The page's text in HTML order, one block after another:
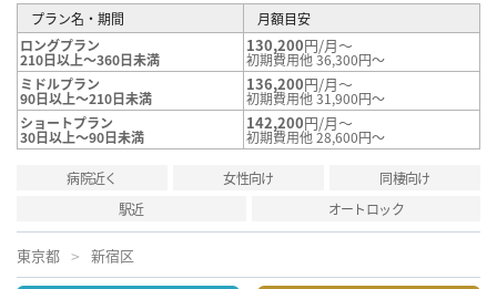
プラン名・期間
月額目安
ロングプラン
210日以上～360日未満
130,200円/月～
初期費用他 36,300円～
ミドルプラン
90日以上～210日未満
136,200円/月～
初期費用他 31,900円～
ショートプラン
30日以上～90日未満
142,200円/月～
初期費用他 28,600円～
病院近く 女性向け
同棲向け
駅近
オートロック
東京都 新宿区